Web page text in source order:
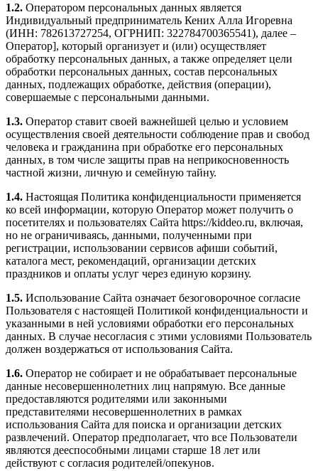
1.2. Оператором персональных данных является
Индивидуальный предприниматель Кених Алла Игоревна
(ИНН: 782613727254, ОГРНИП: 322784700365541), далее –
Оператор], который организует и (или) осуществляет
обработку персональных данных, а также определяет цели
обработки персональных данных, состав персональных
данных, подлежащих обработке, действия (операции),
совершаемые с персональными данными.
1.3. Оператор ставит своей важнейшей целью и условием
осуществления своей деятельности соблюдение прав и свобод
человека и гражданина при обработке его персональных
данных, в том числе защиты прав на неприкосновенность
частной жизни, личную и семейную тайну.
1.4. Настоящая Политика конфиденциальности применяется
ко всей информации, которую Оператор может получить о
посетителях и пользователях Сайта https://kiddeo.ru, включая,
но не ограничиваясь, данными, полученными при
регистрации, использовании сервисов афиши событий,
каталога мест, рекомендаций, организации детских
праздников и оплаты услуг через единую корзину.
1.5. Использование Сайта означает безоговорочное согласие
Пользователя с настоящей Политикой конфиденциальности и
указанными в ней условиями обработки его персональных
данных. В случае несогласия с этими условиями Пользователь
должен воздержаться от использования Сайта.
1.6. Оператор не собирает и не обрабатывает персональные
данные несовершеннолетних лиц напрямую. Все данные
предоставляются родителями или законными
представителями несовершеннолетних в рамках
использования Сайта для поиска и организации детских
развлечений. Оператор предполагает, что все Пользователи
являются дееспособными лицами старше 18 лет или
действуют с согласия родителей/опекунов.